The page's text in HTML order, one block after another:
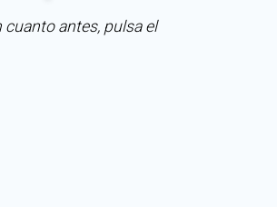
antes, pulsa el